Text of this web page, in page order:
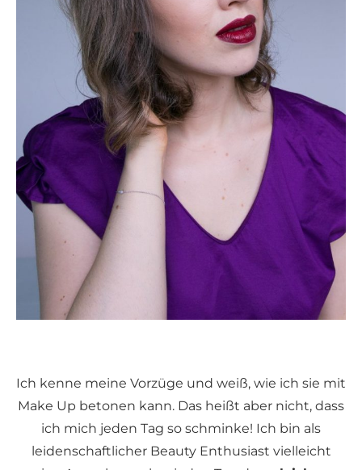
Ich kenne meine Vorzüge und weiß, wie ich sie mit
Make Up betonen kann. Das heißt aber nicht, dass
ich mich jeden Tag so schminke! Ich bin als
leidenschaftlicher Beauty Enthusiast vielleicht